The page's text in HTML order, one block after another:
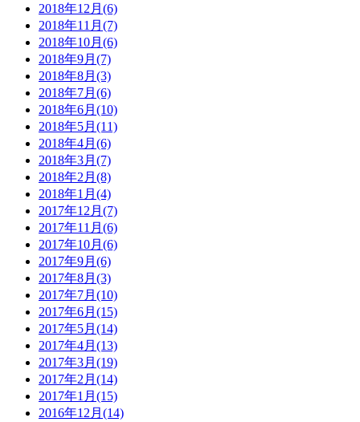
2018年12月(6)
2018年11月(7)
2018年10月(6)
2018年9月(7)
2018年8月(3)
2018年7月(6)
2018年6月(10)
2018年5月(11)
2018年4月(6)
2018年3月(7)
2018年2月(8)
2018年1月(4)
2017年12月(7)
2017年11月(6)
2017年10月(6)
2017年9月(6)
2017年8月(3)
2017年7月(10)
2017年6月(15)
2017年5月(14)
2017年4月(13)
2017年3月(19)
2017年2月(14)
2017年1月(15)
2016年12月(14)